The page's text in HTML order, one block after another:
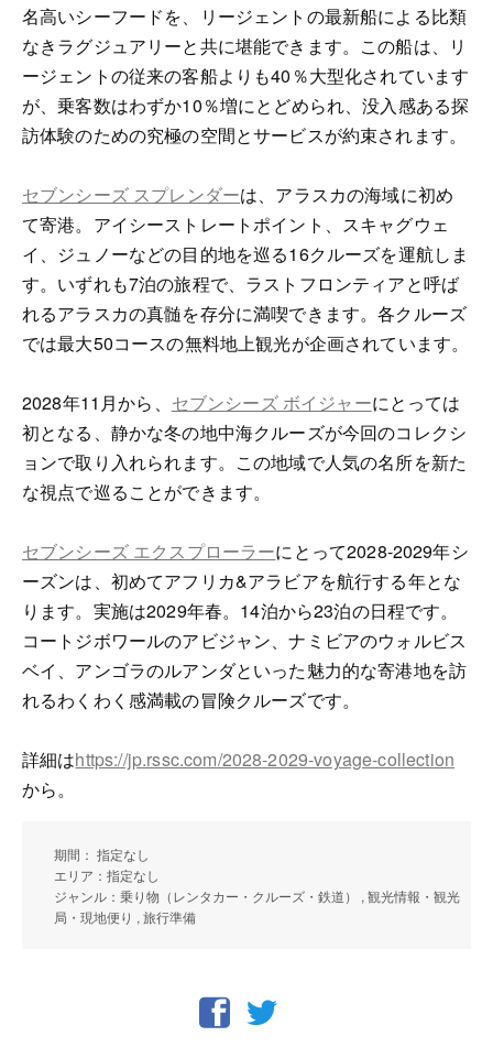
名高いシーフードを、リージェントの最新船による比類
なきラグジュアリーと共に堪能できます。この船は、リ
ージェントの従来の客船よりも40％大型化されています
が、乗客数はわずか10％増にとどめられ、没入感ある探
訪体験のための究極の空間とサービスが約束されます。
セブンシーズ スプレンダーは、アラスカの海域に初め
て寄港。アイシーストレートポイント、スキャグウェ
イ、ジュノーなどの目的地を巡る16クルーズを運航しま
す。いずれも7泊の旅程で、ラストフロンティアと呼ば
れるアラスカの真髄を存分に満喫できます。各クルーズ
では最大50コースの無料地上観光が企画されています。
2028年11月から、 セブンシーズ ボイジャーにとっては
初となる、静かな冬の地中海クルーズが今回のコレクシ
ョンで取り入れられます。この地域で人気の名所を新た
な視点で巡ることができます。
セブンシーズ エクスプローラーにとって2028-2029年シ
ーズンは、初めてアフリカ&アラビアを航行する年とな
ります。実施は2029年春。14泊から23泊の日程です。
コートジボワールのアビジャン、ナミビアのウォルビス
ベイ、アンゴラのルアンダといった魅力的な寄港地を訪
れるわくわく感満載の冒険クルーズです。
詳細はhttps://jp.rssc.com/2028-2029-voyage-collection
から。
期間： 指定なし
エリア：指定なし
ジャンル：乗り物（レンタカー・クルーズ・鉄道） , 観光情報・観光
局・現地便り , 旅行準備